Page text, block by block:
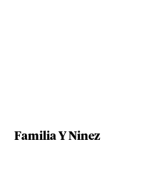
Familia Y Ninez